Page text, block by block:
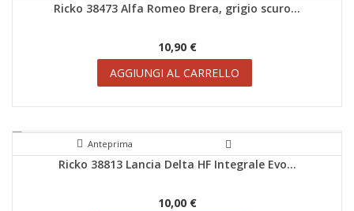
Ricko 38473 Alfa Romeo Brera, grigio scuro...
10,90 €
AGGIUNGI AL CARRELLO
Anteprima
Ricko 38813 Lancia Delta HF Integrale Evo...
10,00 €